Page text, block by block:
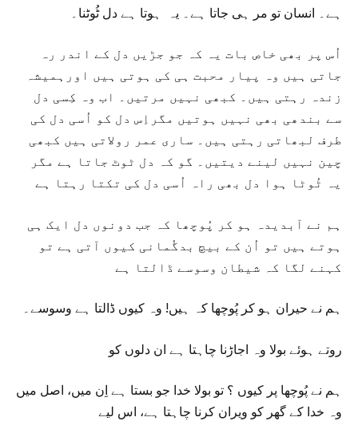
ہے۔ انسان تو مر ہی جاتا ہے۔ یہ ہوتا ہے دل ٹُوٹنا۔
اُس پر بھی خاص بات یہ کہ جو جڑیں دل کے اندر رہ
جاتی ہیں وہ پیار محبت ہی کی ہوتی ہیں اورہمیشہ
زندہ رہتی ہیں۔ کبھی نہیں مرتیں۔ اب وہ کِسی دل
سے بندھی بھی نہیں ہوتیں مگراِس دل کو اُسی دل کی
طرف لبھاتی رہتی ہیں۔ ساری عمر رولاتی ہیں کبھی
چین نہیں لینے دیتیں۔ گو کہ دل ٹوٹ جاتا ہے مگر
یہ ٹُوٹا ہوا دل بھی راہ اُسی دل کی تکتا رہتا ہے
ہم نے آبدیدہ ہو کر پُوچھا کہ جب دونوں دل ایک ہی
ہوتے ہیں تو اُن کے بیچ بدگُمانی کیوں آتی ہے تو
کہنے لگا کہ شیطان وسوسے ڈالتا ہے
ہم نے حیران ہو کر پُوچھا کہ ہیں! وہ کیوں ڈالتا ہے وسوسے۔
روتے ہوئے بولا وہ اجاڑنا چاہتا ہے ان دلوں کو
ہم نے پُوچھا پر کیوں ؟ تو بولا خدا جو بستا ہے اِن میں، اصل میں
وہ خدا کے گھر کو ویران کرنا چاہتا ہے، اس لیے